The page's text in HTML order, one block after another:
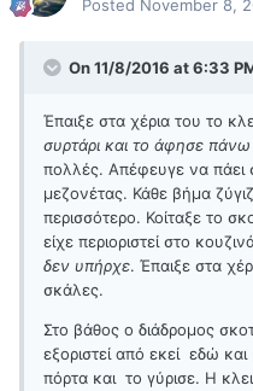
Posted November 8,
On 11/8/2016 at 6:33
Έπαιξε στα χέρια του το
συρτάρι και το άφησε πάνω
πολλές. Απέφευγε να
μεζονέτας. Κάθε βήμα
περισσότερο. Κοίταξε το
είχε περιοριστεί στο
δεν υπήρχε. Έπαιξε στα
σκάλες.
Στο βάθος ο διάδρομος
εξοριστεί από εκεί εδώ
πόρτα και το γύρισε. Η